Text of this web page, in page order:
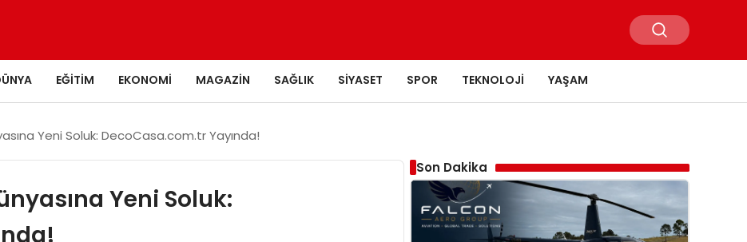
EĞITIM EKONOMI MAGAZIN SAĞLIK SIYASET SPOR TEKNOLOJI YAŞAM
Yeni Soluk: DecoCasa.com.tr Yayında!
Yeni Soluk:
Son Dakika